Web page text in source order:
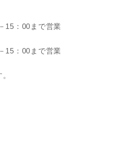
15：00まで営業
15：00まで営業